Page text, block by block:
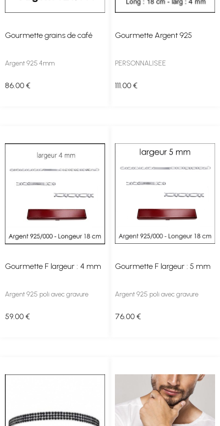
Gourmette grains de café
Argent 925 4mm
86.00 €
Gourmette Argent 925
PERSONNALISEE
111 .00 €
Gourmette F largeur : 4 mm
Argent 925 poli avec gravure
59.00 €
Gourmette F largeur : 5 mm
Argent 925 poli avec gravure
76.00 €